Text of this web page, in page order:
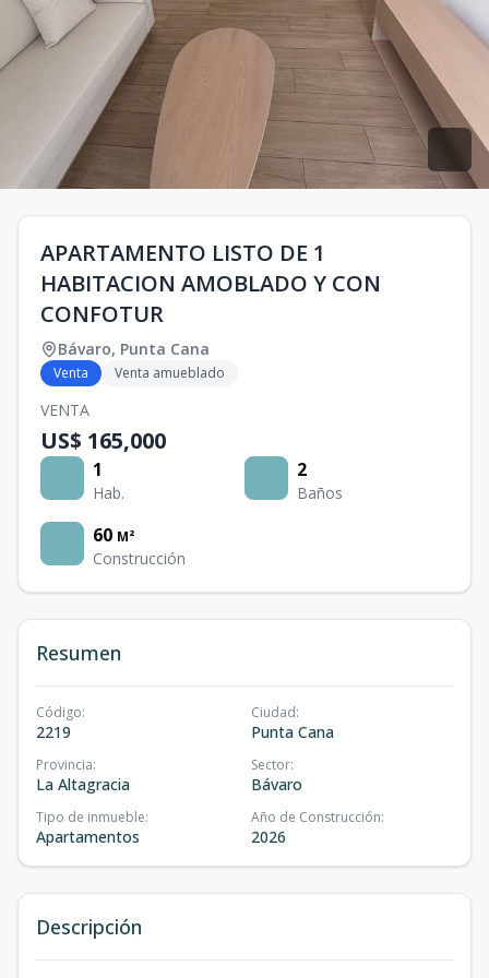
APARTAMENTO LISTO DE 1
HABITACION AMOBLADO Y CON
CONFOTUR
Bávaro, Punta Cana
Venta Venta amueblado
VENTA
US$ 165,000
1
Hab.
2
Baños
60 M²
Construcción
Resumen
Código:
2219
Ciudad:
Punta Cana
Provincia:
La Altagracia
Sector:
Bávaro
Tipo de inmueble:
Apartamentos
Año de Construcción:
2026
Descripción